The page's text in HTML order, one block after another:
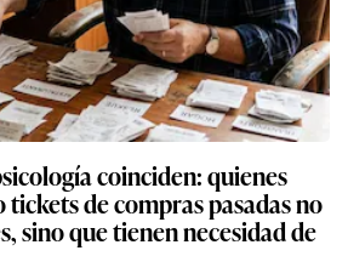
coinciden: quienes
de compras pasadas no
sino que tienen necesidad de